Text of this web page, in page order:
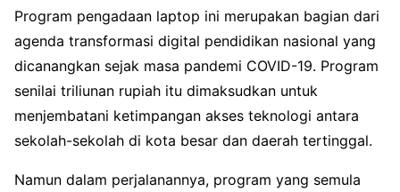
Program pengadaan laptop ini merupakan bagian dari
agenda transformasi digital pendidikan nasional yang
dicanangkan sejak masa pandemi COVID-19. Program
senilai triliunan rupiah itu dimaksudkan untuk
menjembatani ketimpangan akses teknologi antara
sekolah-sekolah di kota besar dan daerah tertinggal.
Namun dalam perjalanannya, program yang semula